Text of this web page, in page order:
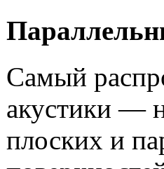
Самый
акустики —
плоских и